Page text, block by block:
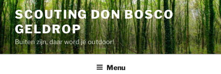
Ga
naar
de
inhoud
SCOUTING DON BOSCO
GELDROP
Buiten zijn, daar word je outdoor!
Menu